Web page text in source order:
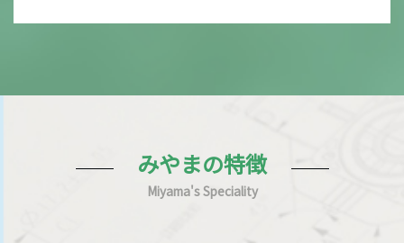
みやまの特徴
Miyama's Speciality